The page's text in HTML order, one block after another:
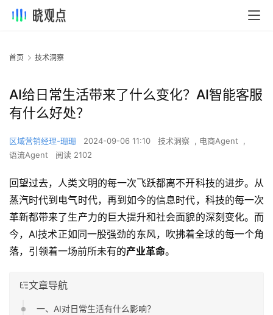
首页 技术洞察
AI给日常生活带来了什么变化？AI智能客服
有什么好处？
区域营销经理-珊珊 2024-09-06 11:10 技术洞察 , 电商Agent
,
语流Agent
阅读 2102
回望过去，人类文明的每一次飞跃都离不开科技的进步。从
蒸汽时代到电气时代，再到如今的信息时代，科技的每一次
革新都带来了生产力的巨大提升和社会面貌的深刻变化。而
今，AI技术正如同一股强劲的东风，吹拂着全球的每一个角
落，引领着一场前所未有的产业革命。
文章导航
一、AI对日常生活有什么影响？